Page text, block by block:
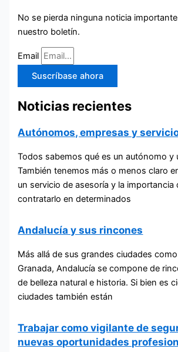
No se pierda ninguna noticia
nuestro boletín.
Email
Suscríbase ahora
Noticias recientes
Autónomos, empresas y
Todos sabemos qué es un autónomo y
También tenemos más o menos claro
un servicio de asesoría y la importancia
contratarlo en determinados
Andalucía y sus rincones
Más allá de sus grandes ciudades
Granada, Andalucía se compone de
de belleza natural e historia. Si bien es
ciudades también están
Trabajar como vigilante de
nuevas oportunidades